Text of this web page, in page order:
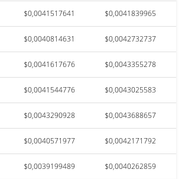
$0,0041517641 $0,0041839965
$0,0040814631 $0,0042732737
$0,0041617676 $0,0043355278
$0,0041544776 $0,0043025583
$0,0043290928 $0,0043688657
$0,0040571977 $0,0042171792
$0,0039199489 $0,0040262859